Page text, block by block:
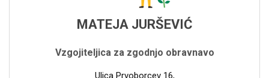
MATEJA JURŠEVIĆ
Vzgojiteljica za zgodnjo obravnavo
Ulica Prvoborcev 16,